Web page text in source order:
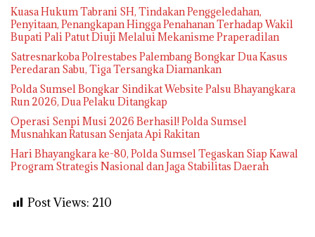
‎Kuasa Hukum Tabrani SH, Tindakan Penggeledahan,
Penyitaan, Penangkapan Hingga Penahanan Terhadap Wakil
Bupati Pali Patut Diuji Melalui Mekanisme Praperadilan
Satresnarkoba Polrestabes Palembang Bongkar Dua Kasus
Peredaran Sabu, Tiga Tersangka Diamankan
Polda Sumsel Bongkar Sindikat Website Palsu Bhayangkara
Run 2026, Dua Pelaku Ditangkap
Operasi Senpi Musi 2026 Berhasil! Polda Sumsel
Musnahkan Ratusan Senjata Api Rakitan
Hari Bhayangkara ke-80, Polda Sumsel Tegaskan Siap Kawal
Program Strategis Nasional dan Jaga Stabilitas Daerah
Post Views: 210